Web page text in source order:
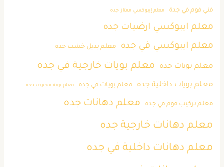
فني فوم في جدة معلم إيبوكسي ممتاز جده
معلم ايبوكسي ارضيات جده
معلم ايبوكسي في جده
معلم بديل خشب حده
معلم بويات جده معلم بويات خارجية في جده
معلم بويات داخلية جده معلم بويات في جده معلم بويه محترف جده
معلم تركيب فوم في جده معلم دهانات جده
معلم دهانات خارجية جده
معلم دهانات داخلية في جده